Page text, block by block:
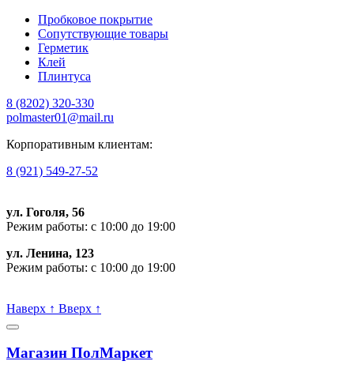
Пробковое покрытие
Сопутствующие товары
Герметик
Клей
Плинтуса
8 (8202) 320-330
polmaster01@mail.ru
Корпоративным клиентам:
8 (921) 549-27-52
ул. Гоголя, 56
Режим работы: с 10:00 до 19:00
ул. Ленина, 123
Режим работы: с 10:00 до 19:00
Наверх ↑ Вверх ↑
Магазин ПолМаркет